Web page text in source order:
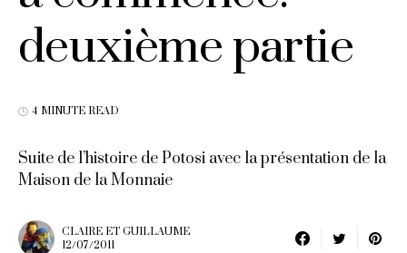
deuxième partie
4 MINUTE READ
Suite de l’histoire de Potosi avec la présentation de la
Maison de la Monnaie
CLAIRE ET GUILLAUME
12/07/2011